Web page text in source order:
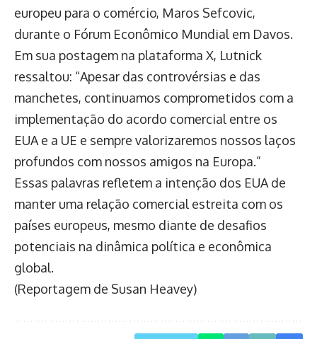
europeu para o comércio, Maros Sefcovic,
durante o Fórum Econômico Mundial em Davos.
Em sua postagem na plataforma X, Lutnick
ressaltou: “Apesar das controvérsias e das
manchetes, continuamos comprometidos com a
implementação do acordo comercial entre os
EUA e a UE e sempre valorizaremos nossos laços
profundos com nossos amigos na Europa.”
Essas palavras refletem a intenção dos EUA de
manter uma relação comercial estreita com os
países europeus, mesmo diante de desafios
potenciais na dinâmica política e econômica
global.
(Reportagem de Susan Heavey)